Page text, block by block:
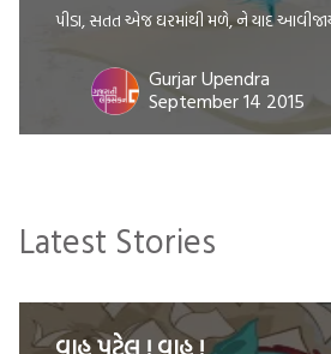
પીડા, સતત એજ ઘરમાંથી મળે, ને યાદ
Gurjar Upendra
September 14 2015
Latest Stories
વાહ પટેલ ! વાહ !